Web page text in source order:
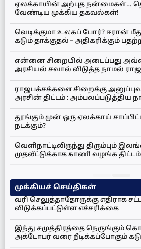
ஏலக்காயின் அற்புத நன்மைகள்…
வேண்டிய முக்கிய தகவல்கள்!
வெடிக்குமா உலகப் போர்? ஈரான்
கடும் தாக்குதல் – அதிகரிக்கும்
என்னை சிறையில் அடைப்பது
அரசியல் சவால் விடுத்த நாமல்
ராஜபக்சக்களை சிறைக்கு
அரசின் திட்டம் : அம்பலப்படுத்திய
தூங்கும் முன் ஒரு ஏலக்காய்
நடக்கும்?
வெளிநாட்டிலிருந்து திரும்பும்
முதலீட்டுக்காக காணி வழங்க திட்டம்
முக்கியச் செய்திகள்
வரி செலுத்தாதோருக்கு எதிராக
விடுக்கப்பட்டுள்ள எச்சரிக்கை
இந்து சமுத்திரத்தை நெருங்கும்
அக்டோபர் வரை நீடிக்கப்போகும்